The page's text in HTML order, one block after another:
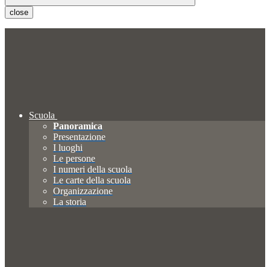
close
Scuola
Panoramica
Presentazione
I luoghi
Le persone
I numeri della scuola
Le carte della scuola
Organizzazione
La storia